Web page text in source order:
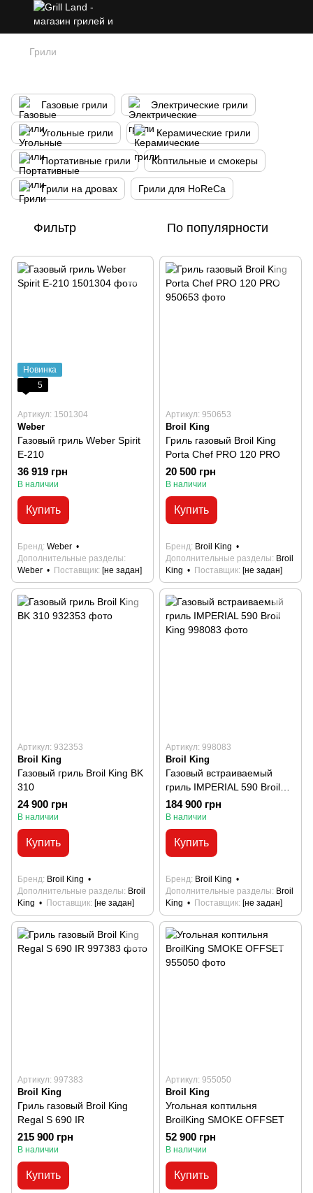
Грили
Газовые грили Электрические грили
Угольные грили Керамические грили
Портативные грили Коптильные и смокеры
Грили на дровах Грили для HoReCa
Фильтр По популярности
Новинка
5
Артикул: 1501304
Weber
Газовый гриль Weber Spirit
E-210
36 919 грн
В наличии
Купить
Бренд Weber
Дополнительные разделы
Weber
Поставщик [не задан]
Артикул: 950653
Broil King
Гриль газовый Broil King
Porta Chef PRO 120 PRO
20 500 грн
В наличии
Купить
Бренд Broil King
Дополнительные разделы
Broil
King
Поставщик [не задан]
Артикул: 932353
Broil King
Газовый гриль Broil King BK
310
24 900 грн
В наличии
Купить
Бренд Broil King
Дополнительные разделы
Broil
King
Поставщик [не задан]
Артикул: 998083
Broil King
Газовый встраиваемый
гриль IMPERIAL 590 Broil
King
184 900 грн
В наличии
Купить
Бренд Broil King
Дополнительные разделы
Broil
King
Поставщик [не задан]
Артикул: 997383
Broil King
Гриль газовый Broil King
Regal S 690 IR
215 900 грн
В наличии
Купить
Артикул: 955050
Broil King
Угольная коптильня
BroilKing SMOKE OFFSET
52 900 грн
В наличии
Купить